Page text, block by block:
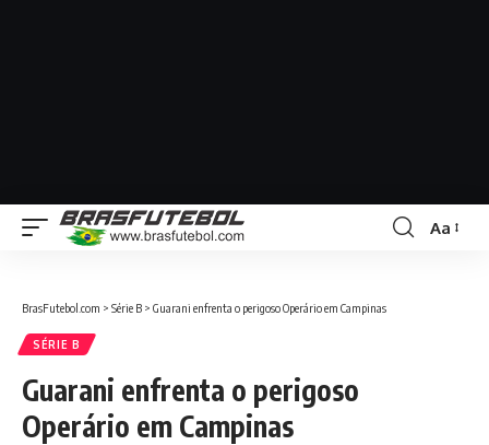
Aa
BrasFutebol.com > Série B > Guarani enfrenta o perigoso Operário em Campinas
SÉRIE B
Guarani enfrenta o perigoso
Operário em Campinas